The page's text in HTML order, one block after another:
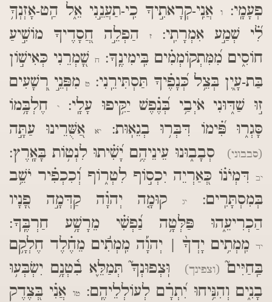
פְעָמָֽי:
ו
אֲנִֽי-קְרָאתִ֣יךָ כִֽי-תַעֲנֵ֣נִי אֵ֑ל הַֽט-אָזְנְךָ֥
לִ֝֗י שְׁמַ֣ע אִמְרָתִֽי:
ז
הַפְלֵ֣ה חֲ֭סָדֶיךָ מוֹשִׁ֣יעַ
חוֹסִ֑ים מִ֝מִּתְקוֹמְמִ֗ים בִּֽימִינֶֽךָ: ח שָׁ֭מְרֵנִי כְּאִישׁ֣וֹן
בַּת-עָ֑יִן בְּצֵ֥ל כְּ֝נָפֶ֗יךָ תַּסְתִּירֵֽנִי: טמִפְּנֵ֣י רְ֭שָׁעִים
ז֣וּ שַׁדּ֑וּנִי אֹיְבַ֥י בְּ֝נֶ֗פֶשׁ יַקִּ֥יפוּ עָלָֽי:י
חֶלְבָּ֥מוֹ
סָּגְר֑וּ פִּ֝֗ימוֹ דִּבְּר֥וּ בְגֵאֽוּת:
יא אַ֭שֻּׁרֵינוּ עַתָּ֣ה
(סבבוני) סְבָב֑וּנוּ עֵינֵיהֶ֥ם יָ֝שִׁ֗יתוּ לִנְט֥וֹת בָּאָֽרֶץ:
יב
דִּמְיֹנ֗וֹ כְּ֭אַרְיֵה יִכְס֣וֹף לִטְר֑וֹף וְ֝כִכְפִ֗יר יֹשֵׁ֥ב
בְּמִסְתָּרִֽים:
יגקוּמָ֤ה יְהוָ֗ה קַדְּמָ֣ה פָ֭נָיו
הַכְרִיעֵ֑הוּ פַּלְּטָ֥ה נַ֝פְשִׁ֗י מֵרָשָׁ֥ע חַרְבֶּֽךָ:
יד מִֽמְתִ֥ים יָדְךָ֨ | יְהוָ֡ה מִֽמְתִ֬ים מֵחֶ֗לֶד חֶלְקָ֥ם
בַּֽחַיִּים֮ (וצפינך)
וּֽצְפוּנְךָ֮ תְּמַלֵּ֪א בִ֫טְנָ֥ם יִשְׂבְּע֥וּ
בָנִ֑ים וְהִנִּ֥יחוּ יִ֝תְרָ֗ם לְעוֹלְלֵיהֶֽם:טו
אֲנִ֗י בְּ֭צֶדֶק